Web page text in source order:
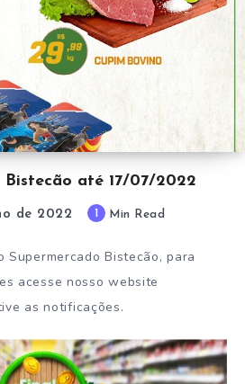
Bistecão até 17/07/2022
de 2022 Min Read
Bistecão, para
acesse nosso website
as notificações.